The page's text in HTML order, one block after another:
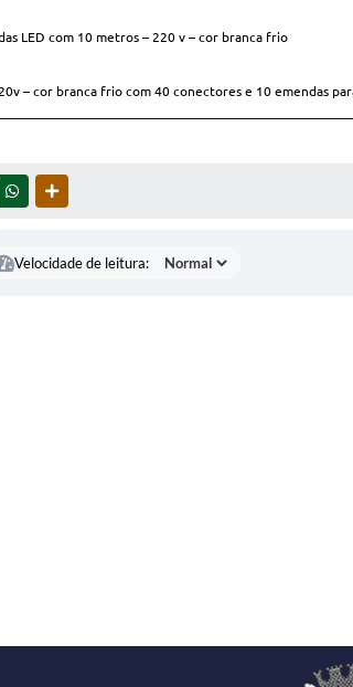
LED com 10 metros – 220 v – cor branca frio
– cor branca frio com 40 conectores e 10 emendas
WHATSAPP
Velocidade de leitura: